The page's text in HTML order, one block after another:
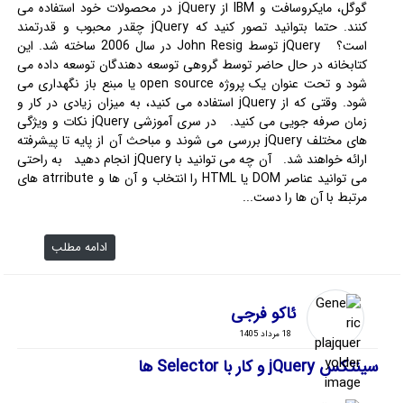
گوگل، مایکروسافت و IBM از jQuery در محصولات خود استفاده می
کنند. حتما بتوانید تصور کنید که jQuery چقدر محبوب و قدرتمند
است؟ jQuery توسط John Resig در سال 2006 ساخته شد. این
کتابخانه در حال حاضر توسط گروهی توسعه دهندگان توسعه داده می
شود و تحت عنوان یک پروژه open source یا مبنع باز نگهداری می
شود. وقتی که از jQuery استفاده می کنید، به میزان زیادی در کار و
زمان صرفه جویی می کنید. در سری آموزشی jQuery نکات و ویژگی
های مختلف jQuery بررسی می شوند و مباحث آن از پایه تا پیشرفته
ارائه خواهند شد. آن چه می توانید با jQuery انجام دهید به راحتی
می توانید عناصر DOM یا HTML را انتخاب و آن ها و atrribute های
مرتبط با آن ها را دست...
ادامه مطلب
ئاکو فرجی
18 مرداد 1405
سینتکس jQuery و کار با Selector ها